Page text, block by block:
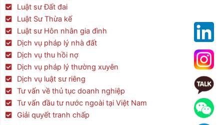
Luật sư Đất đai
Luật Sư Thừa kế
Luật sư Hôn nhân gia đình
Dịch vụ pháp lý nhà đất
Dịch vụ thu hồi nợ
Dịch vụ pháp lý thường xuyên
Dịch vụ luật sư riêng
Tư vấn về thủ tục doanh nghiệp
Tư vấn đầu tư nước ngoài tại Việt Nam
Giải quyết tranh chấp